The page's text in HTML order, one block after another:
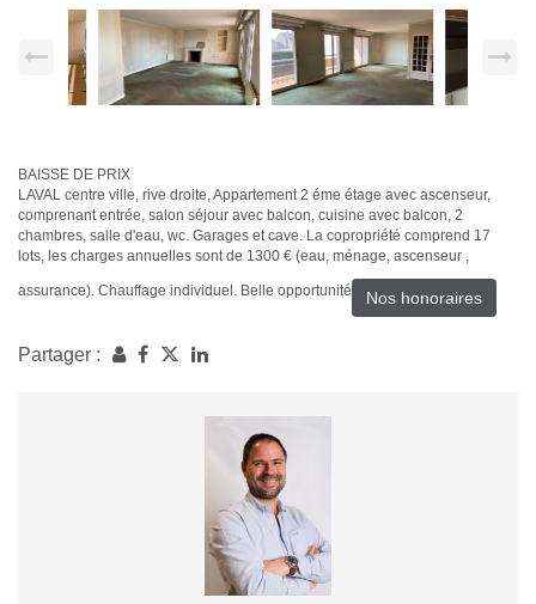
BAISSE DE PRIX
LAVAL centre ville, rive droite, Appartement 2 éme étage avec ascenseur,
comprenant entrée, salon séjour avec balcon, cuisine avec balcon, 2
chambres, salle d'eau, wc. Garages et cave. La copropriété comprend 17
lots, les charges annuelles sont de 1300 € (eau, ménage, ascenseur ,
assurance). Chauffage individuel. Belle opportunité Nos honoraires
Partager :